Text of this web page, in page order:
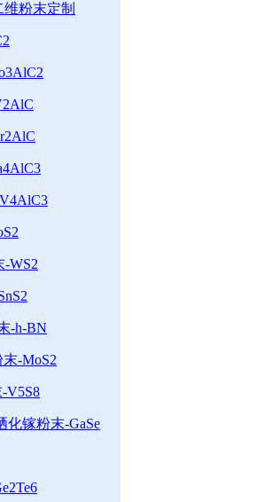
维粉末定制
-WS2
-h-BN
-MoS2
V5S8
化镓粉末-GaSe